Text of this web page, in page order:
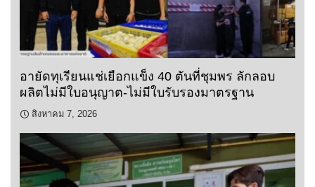
อายัดทุเรียนแช่เยือกแข็ง 40 ตันที่ชุมพร ลักลอบ
ผลิตไม่มีใบอนุญาต-ไม่มีใบรับรองมาตรฐาน
สิงหาคม 7, 2026